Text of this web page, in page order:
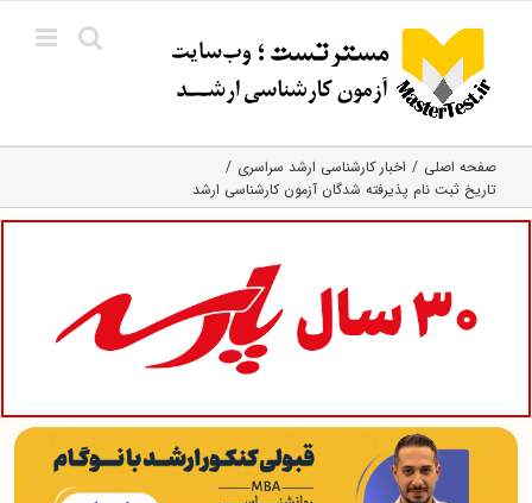
content
صفحه اصلی
اخبار کارشناسی ارشد سراسری
تاریخ ثبت نام پذیرفته شدگان آزمون کارشناسی ارشد